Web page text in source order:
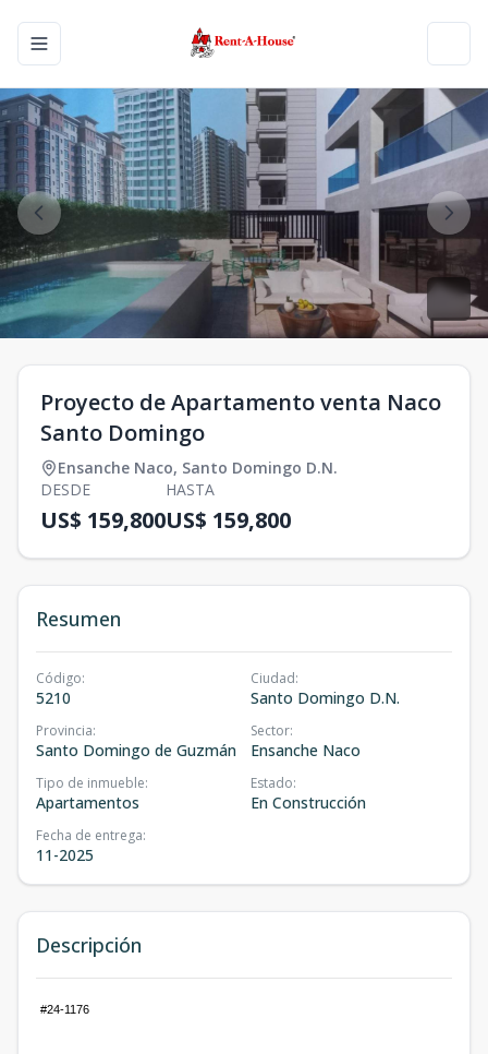
Toggle navigation menu
Proyecto de Apartamento venta Naco
Santo Domingo
Ensanche Naco, Santo Domingo D.N.
DESDE
US$ 159,800
HASTA
US$ 159,800
Resumen
Código:
5210
Ciudad:
Santo Domingo D.N.
Provincia:
Santo Domingo de Guzmán
Sector:
Ensanche Naco
Tipo de inmueble:
Apartamentos
Estado:
En Construcción
Fecha de entrega:
11-2025
Descripción
#24-1176